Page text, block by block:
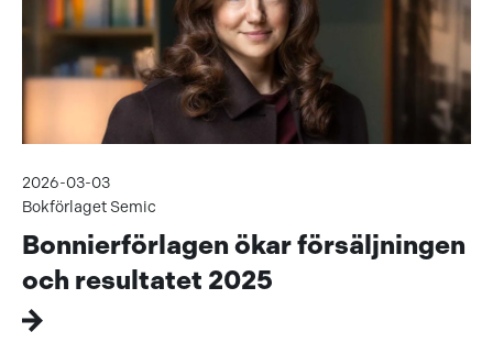
2026-03-03
Bokförlaget Semic
Bonnierförlagen ökar försäljningen
och resultatet 2025